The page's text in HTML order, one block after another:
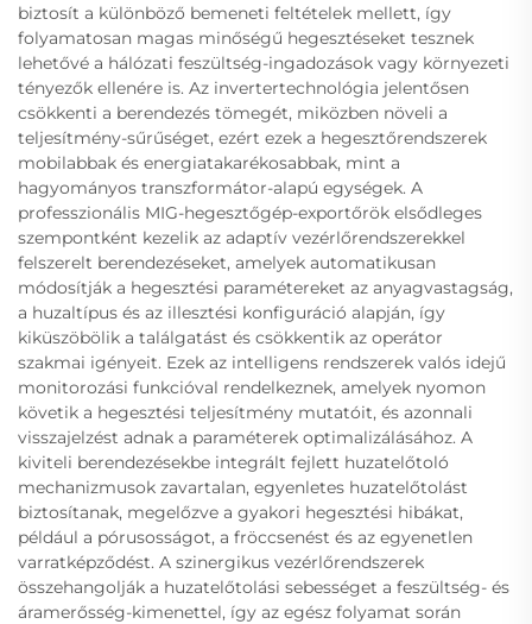
biztosít a különböző bemeneti feltételek mellett, így
folyamatosan magas minőségű hegesztéseket tesznek
lehetővé a hálózati feszültség-ingadozások vagy környezeti
tényezők ellenére is. Az invertertechnológia jelentősen
csökkenti a berendezés tömegét, miközben növeli a
teljesítmény-sűrűséget, ezért ezek a hegesztőrendszerek
mobilabbak és energiatakarékosabbak, mint a
hagyományos transzformátor-alapú egységek. A
professzionális MIG-hegesztőgép-exportőrök elsődleges
szempontként kezelik az adaptív vezérlőrendszerekkel
felszerelt berendezéseket, amelyek automatikusan
módosítják a hegesztési paramétereket az anyagvastagság,
a huzaltípus és az illesztési konfiguráció alapján, így
kiküszöbölik a találgatást és csökkentik az operátor
szakmai igényeit. Ezek az intelligens rendszerek valós idejű
monitorozási funkcióval rendelkeznek, amelyek nyomon
követik a hegesztési teljesítmény mutatóit, és azonnali
visszajelzést adnak a paraméterek optimalizálásához. A
kiviteli berendezésekbe integrált fejlett huzatelőtoló
mechanizmusok zavartalan, egyenletes huzatelőtolást
biztosítanak, megelőzve a gyakori hegesztési hibákat,
például a pórusosságot, a fröccsenést és az egyenetlen
varratképződést. A szinergikus vezérlőrendszerek
összehangolják a huzatelőtolási sebességet a feszültség- és
áramerősség-kimenettel, így az egész folyamat során